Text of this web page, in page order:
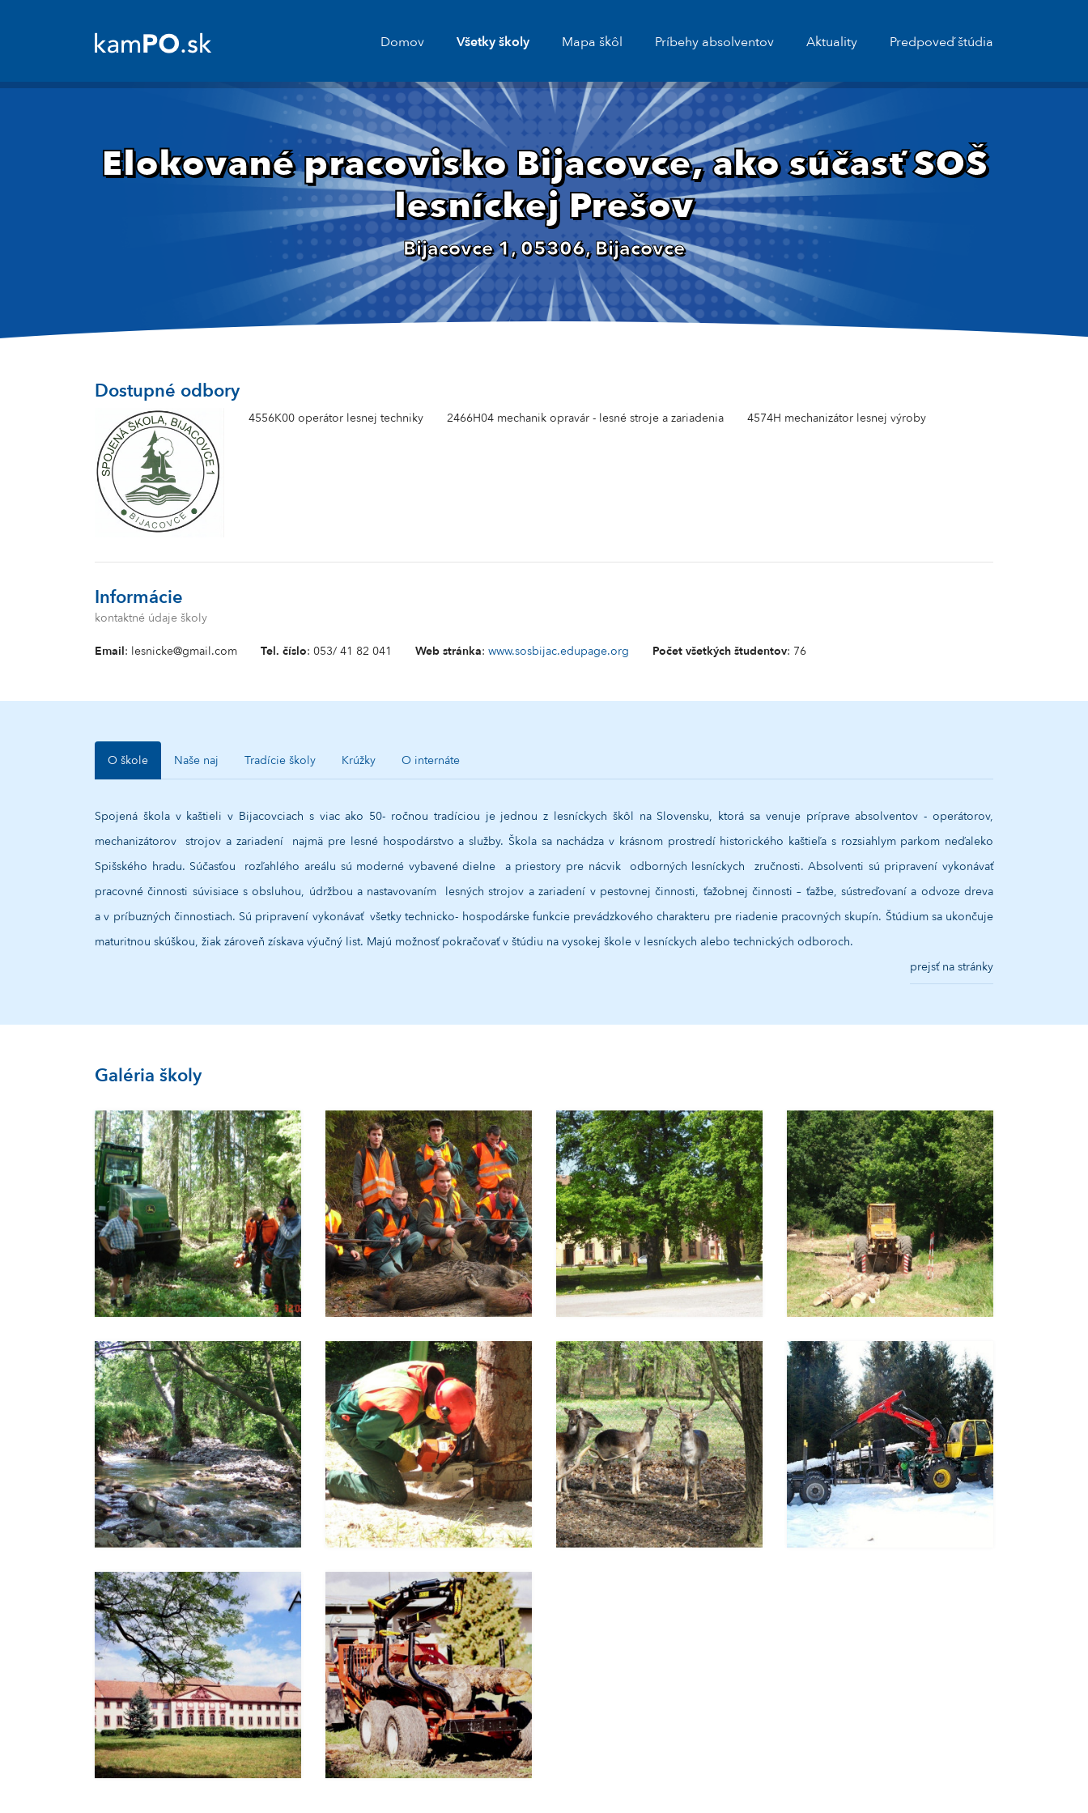
Domov Všetky školy Mapa škôl Príbehy absolventov Aktuality Predpoveď štúdia
Elokované pracovisko Bijacovce, ako súčasť SOŠ
lesníckej Prešov
Bijacovce 1, 05306, Bijacovce
Dostupné odbory
4556K00 operátor lesnej techniky 2466H04 mechanik opravár - lesné stroje a zariadenia 4574H mechanizátor lesnej výroby
Informácie
kontaktné údaje školy
Email: lesnicke@gmail.com Tel. číslo: 053/ 41 82 041 Web stránka: www.sosbijac.edupage.org Počet všetkých študentov: 76
O škole Naše naj Tradície školy Krúžky O internáte
Spojená škola v kaštieli v Bijacovciach s viac ako 50- ročnou tradíciou je jednou z lesníckych škôl na Slovensku, ktorá sa venuje príprave absolventov - operátorov,
mechanizátorov strojov a zariadení najmä pre lesné hospodárstvo a služby. Škola sa nachádza v krásnom prostredí historického kaštieľa s rozsiahlym parkom neďaleko
Spišského hradu. Súčasťou rozľahlého areálu sú moderné vybavené dielne a priestory pre nácvik odborných lesníckych zručnosti. Absolventi sú pripravení vykonávať
pracovné činnosti súvisiace s obsluhou, údržbou a nastavovaním lesných strojov a zariadení v pestovnej činnosti, ťažobnej činnosti – ťažbe, sústreďovaní a odvoze dreva
a v príbuzných činnostiach. Sú pripravení vykonávať všetky technicko- hospodárske funkcie prevádzkového charakteru pre riadenie pracovných skupín. Štúdium sa ukončuje
maturitnou skúškou, žiak zároveň získava výučný list. Majú možnosť pokračovať v štúdiu na vysokej škole v lesníckych alebo technických odboroch.
prejsť na stránky
Galéria školy